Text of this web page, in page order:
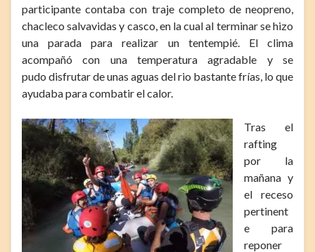
participante contaba con traje completo de neopreno,
chacleco salvavidas y casco, en la cual al terminar se hizo
una parada para realizar un tentempié. El clima
acompañó con una temperatura agradable y se
pudo disfrutar de unas aguas del rio bastante frías, lo que
ayudaba para combatir el calor.
Tras el
rafting
por la
mañana y
el receso
pertinent
e para
reponer